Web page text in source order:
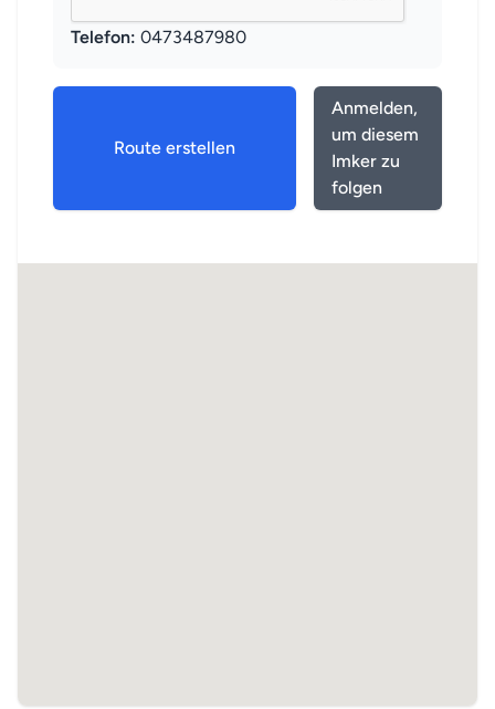
Telefon: 0473487980
Route erstellen
Anmelden,
um diesem
Imker zu
folgen